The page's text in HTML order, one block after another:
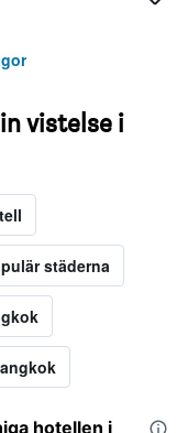
vistelse i
städerna
hotellen i